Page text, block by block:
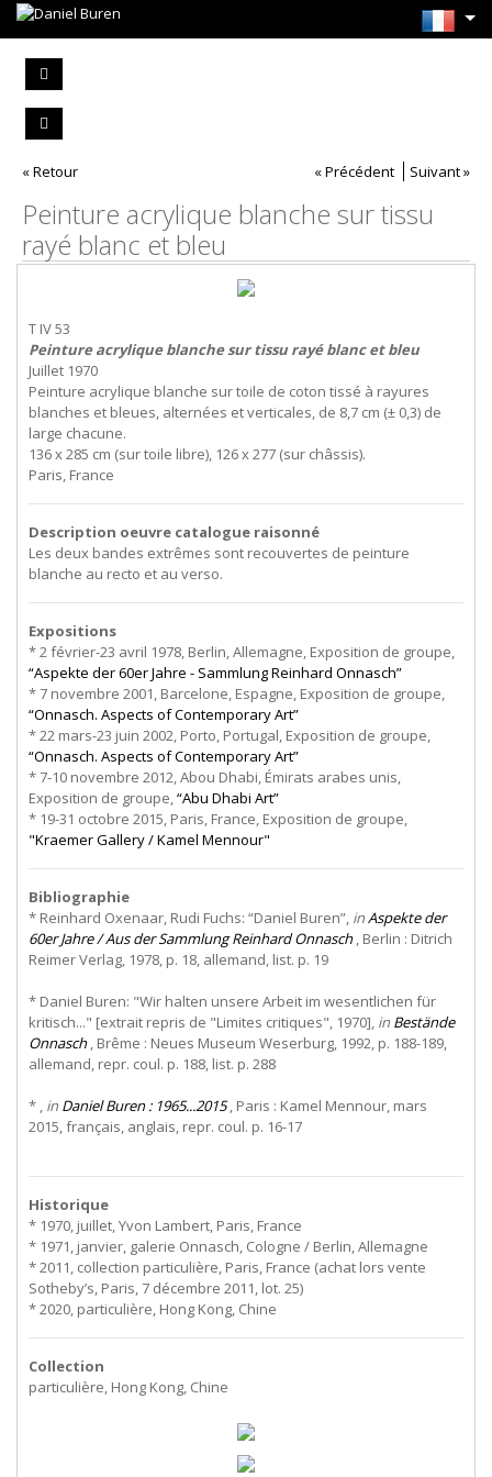
« Retour « Précédent Suivant »
Peinture acrylique blanche sur tissu
rayé blanc et bleu
T IV 53
Peinture acrylique blanche sur tissu rayé blanc et bleu
Juillet 1970
Peinture acrylique blanche sur toile de coton tissé à rayures
blanches et bleues, alternées et verticales, de 8,7 cm (± 0,3) de
large chacune.
136 x 285 cm (sur toile libre), 126 x 277 (sur châssis).
Paris, France
Description oeuvre catalogue raisonné
Les deux bandes extrêmes sont recouvertes de peinture
blanche au recto et au verso.
Expositions
* 2 février-23 avril 1978, Berlin, Allemagne, Exposition de groupe,
“Aspekte der 60er Jahre - Sammlung Reinhard Onnasch”
* 7 novembre 2001, Barcelone, Espagne, Exposition de groupe,
“Onnasch. Aspects of Contemporary Art”
* 22 mars-23 juin 2002, Porto, Portugal, Exposition de groupe,
“Onnasch. Aspects of Contemporary Art”
* 7-10 novembre 2012, Abou Dhabi, Émirats arabes unis,
Exposition de groupe,“Abu Dhabi Art”
* 19-31 octobre 2015, Paris, France, Exposition de groupe,
"Kraemer Gallery / Kamel Mennour"
Bibliographie
* Reinhard Oxenaar, Rudi Fuchs: “Daniel Buren”, inAspekte der
60er Jahre / Aus der Sammlung Reinhard Onnasch, Berlin : Ditrich
Reimer Verlag, 1978, p. 18, allemand, list. p. 19
* Daniel Buren: "Wir halten unsere Arbeit im wesentlichen für
kritisch..." [extrait repris de "Limites critiques", 1970], in Bestände
Onnasch, Brême : Neues Museum Weserburg, 1992, p. 188-189,
allemand, repr. coul. p. 188, list. p. 288
* , in Daniel Buren : 1965...2015, Paris : Kamel Mennour, mars
2015, français, anglais, repr. coul. p. 16-17
Historique
* 1970, juillet, Yvon Lambert, Paris, France
* 1971, janvier, galerie Onnasch, Cologne / Berlin, Allemagne
* 2011, collection particulière, Paris, France (achat lors vente
Sotheby’s, Paris, 7 décembre 2011, lot. 25)
* 2020, particulière, Hong Kong, Chine
Collection
particulière, Hong Kong, Chine